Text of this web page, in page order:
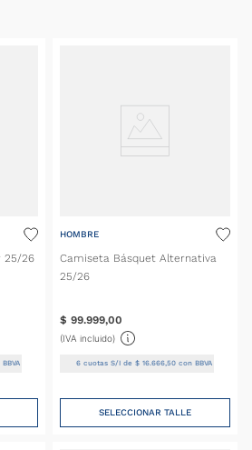
25/26
HOMBRE
Camiseta Básquet Alternativa
25/26
$ 99.999,00
(IVA incluido)
6cuotas S/I de $ 16. 666, 50con BBVA
SELECCIONAR TALLE